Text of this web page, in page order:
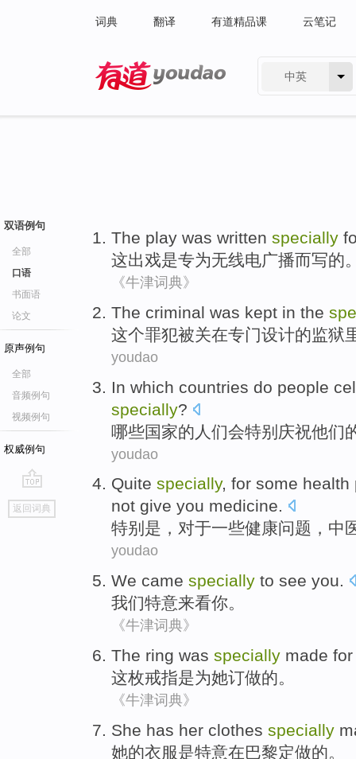
词典 翻译 有道精品课 云笔记
中英
双语例句
全部
口语
书面语
论文
原声例句
全部
音频例句
视频例句
权威例句
go
top
返回词典
The play was written specially
这出戏是专为无线电广播而写的
《牛津词典》
The criminal was kept in the
这个罪犯被关在专门设计的监狱
youdao
In which countries do people
specially?
哪些国家的 人们会特别 庆祝他们
youdao
Quite specially, for some health
not give you medicine.
特别是 ， 对于一些健康问题 ， 中
youdao
We came specially to see you.
我们特意来看你。
《牛津词典》
The ring was specially made for
这枚戒指是为她订做的。
《牛津词典》
She has her clothes specially
她的衣服是特意在巴黎定做的。